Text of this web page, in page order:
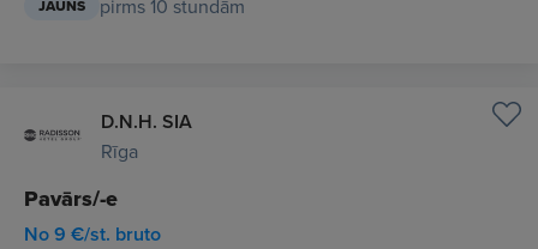
JAUNS pirms 10 stundām
D.N.H. SIA
Rīga
Pavārs/-e
No 9 €/st. bruto